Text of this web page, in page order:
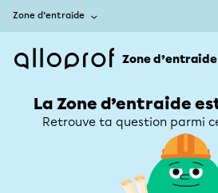
Zone d’entraide
Zone d’entraide
La Zone d’entraide
Retrouve ta question parmi